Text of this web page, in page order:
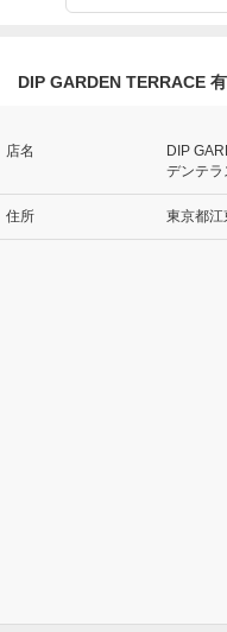
DIP GARDEN TERRACE
店名
DIP
デンテラ
住所 東京都